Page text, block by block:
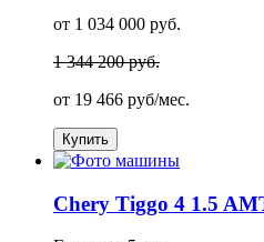
от 1 034 000 руб.
1 344 200 руб.
от 19 466 руб/мес.
Купить
Chery Tiggo 4 1.5